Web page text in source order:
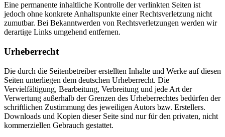
Eine permanente inhaltliche Kontrolle der verlinkten Seiten ist
jedoch ohne konkrete Anhaltspunkte einer Rechtsverletzung nicht
zumutbar. Bei Bekanntwerden von Rechtsverletzungen werden wir
derartige Links umgehend entfernen.
Urheberrecht
Die durch die Seitenbetreiber erstellten Inhalte und Werke auf diesen
Seiten unterliegen dem deutschen Urheberrecht. Die
Vervielfältigung, Bearbeitung, Verbreitung und jede Art der
Verwertung außerhalb der Grenzen des Urheberrechtes bedürfen der
schriftlichen Zustimmung des jeweiligen Autors bzw. Erstellers.
Downloads und Kopien dieser Seite sind nur für den privaten, nicht
kommerziellen Gebrauch gestattet.